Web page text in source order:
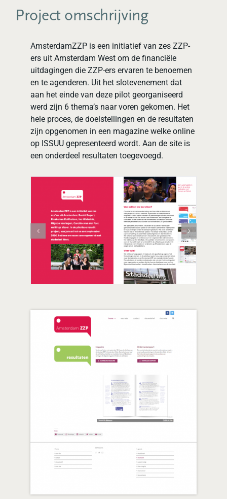
Project omschrijving
AmsterdamZZP is een initiatief van zes ZZP-
ers uit Amsterdam West om de financiële
uitdagingen die ZZP-ers ervaren te benoemen
en te agenderen. Uit het slotevenement dat
aan het einde van deze pilot georganiseerd
werd zijn 6 thema’s naar voren gekomen. Het
hele proces, de doelstellingen en de resultaten
zijn opgenomen in een magazine welke online
op ISSUU gepresenteerd wordt. Aan de site is
een onderdeel resultaten toegevoegd.